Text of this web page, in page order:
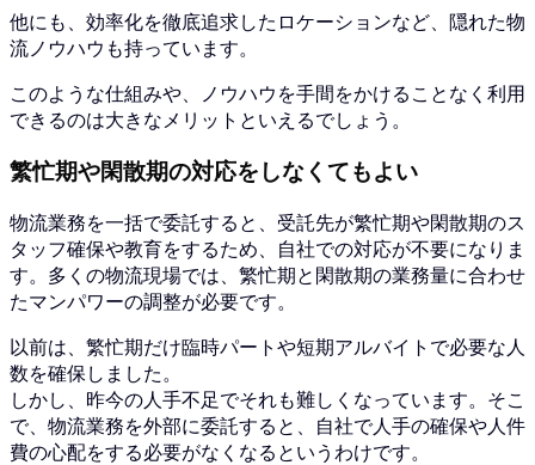
他にも、効率化を徹底追求したロケーションなど、隠れた物
流ノウハウも持っています。
このような仕組みや、ノウハウを手間をかけることなく利用
できるのは大きなメリットといえるでしょう。
繁忙期や閑散期の対応をしなくてもよい
物流業務を一括で委託すると、受託先が繁忙期や閑散期のス
タッフ確保や教育をするため、自社での対応が不要になりま
す。多くの物流現場では、繁忙期と閑散期の業務量に合わせ
たマンパワーの調整が必要です。
以前は、繁忙期だけ臨時パートや短期アルバイトで必要な人
数を確保しました。
しかし、昨今の人手不足でそれも難しくなっています。そこ
で、物流業務を外部に委託すると、自社で人手の確保や人件
費の心配をする必要がなくなるというわけです。